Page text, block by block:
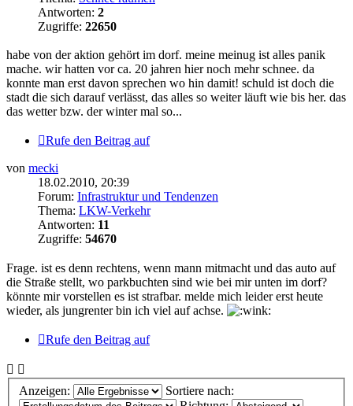
Antworten: 2
Zugriffe: 22650
habe von der aktion gehört im dorf. meine meinug ist alles panik
mache. wir hatten vor ca. 20 jahren hier noch mehr schnee. da
konnte man erst davon sprechen wo hin damit! schuld ist doch die
stadt die sich darauf verlässt, das alles so weiter läuft wie bis her. das
das wetter bzw. der winter mal so...
Rufe den Beitrag auf
von mecki
18.02.2010, 20:39
Forum: Infrastruktur und Tendenzen
Thema: LKW-Verkehr
Antworten: 11
Zugriffe: 54670
Frage. ist es denn rechtens, wenn mann mitmacht und das auto auf
die Straße stellt, wo parkbuchten sind wie bei mir unten im dorf?
könnte mir vorstellen es ist strafbar. melde mich leider erst heute
wieder, als jungrenter bin ich viel auf achse.
Rufe den Beitrag auf
Anzeigen:
Sortiere nach: